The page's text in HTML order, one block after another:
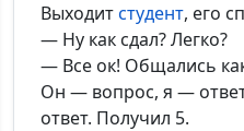
Выходитстудент, его
— Ну как сдал? Легко?
— Все ок! Общались
Он — вопрос, я —
ответ. Получил 5.